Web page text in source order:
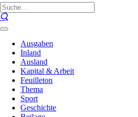
Ausgaben
Inland
Ausland
Kapital & Arbeit
Feuilleton
Thema
Sport
Geschichte